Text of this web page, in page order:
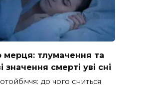
мерця: тлумачення та
значення смерті уві сні
до чого сниться